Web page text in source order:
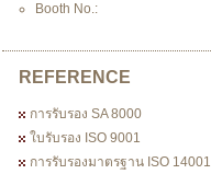
Booth No.:
REFERENCE
การรับรอง SA 8000
ใบรับรอง ISO 9001
การรับรองมาตรฐาน ISO 14001